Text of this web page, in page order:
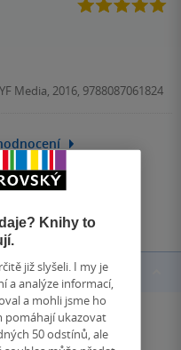
Media, 2016, 9788087061824
Knihy to
již slyšeli. I my je
a analýze informací,
a mohli jsme ho
pomáhají ukazovat
50 odstínů, ale